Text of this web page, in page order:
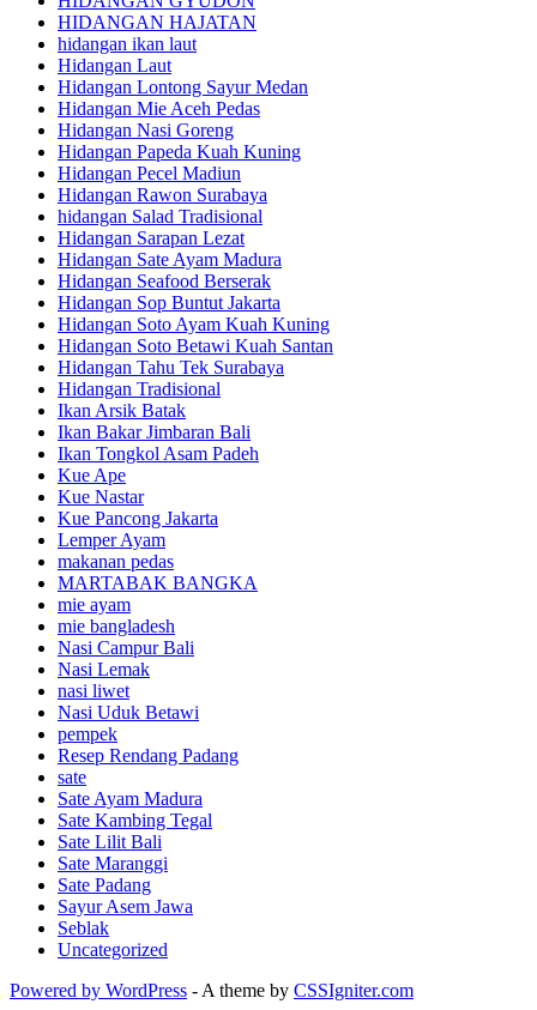
HIDANGAN HAJATAN
hidangan ikan laut
Hidangan Laut
Hidangan Lontong Sayur Medan
Hidangan Mie Aceh Pedas
Hidangan Nasi Goreng
Hidangan Papeda Kuah Kuning
Hidangan Pecel Madiun
Hidangan Rawon Surabaya
hidangan Salad Tradisional
Hidangan Sarapan Lezat
Hidangan Sate Ayam Madura
Hidangan Seafood Berserak
Hidangan Sop Buntut Jakarta
Hidangan Soto Ayam Kuah Kuning
Hidangan Soto Betawi Kuah Santan
Hidangan Tahu Tek Surabaya
Hidangan Tradisional
Ikan Arsik Batak
Ikan Bakar Jimbaran Bali
Ikan Tongkol Asam Padeh
Kue Ape
Kue Nastar
Kue Pancong Jakarta
Lemper Ayam
makanan pedas
MARTABAK BANGKA
mie ayam
mie bangladesh
Nasi Campur Bali
Nasi Lemak
nasi liwet
Nasi Uduk Betawi
pempek
Resep Rendang Padang
sate
Sate Ayam Madura
Sate Kambing Tegal
Sate Lilit Bali
Sate Maranggi
Sate Padang
Sayur Asem Jawa
Seblak
Uncategorized
Powered by WordPress - A theme by CSSIgniter.com